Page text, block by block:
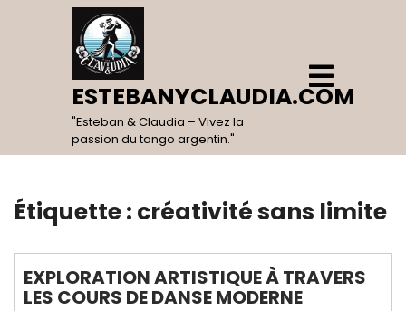
ESTEBANYCLAUDIA.COM
"Esteban & Claudia – Vivez la
passion du tango argentin."
Open
Menu
Étiquette : créativité sans limite
EXPLORATION ARTISTIQUE À TRAVERS
LES COURS DE DANSE MODERNE